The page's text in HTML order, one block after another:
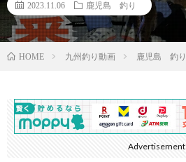
2023.11.06 鹿児島 釣り
HOME 九州釣り動画 鹿児島 釣り
Advertisement